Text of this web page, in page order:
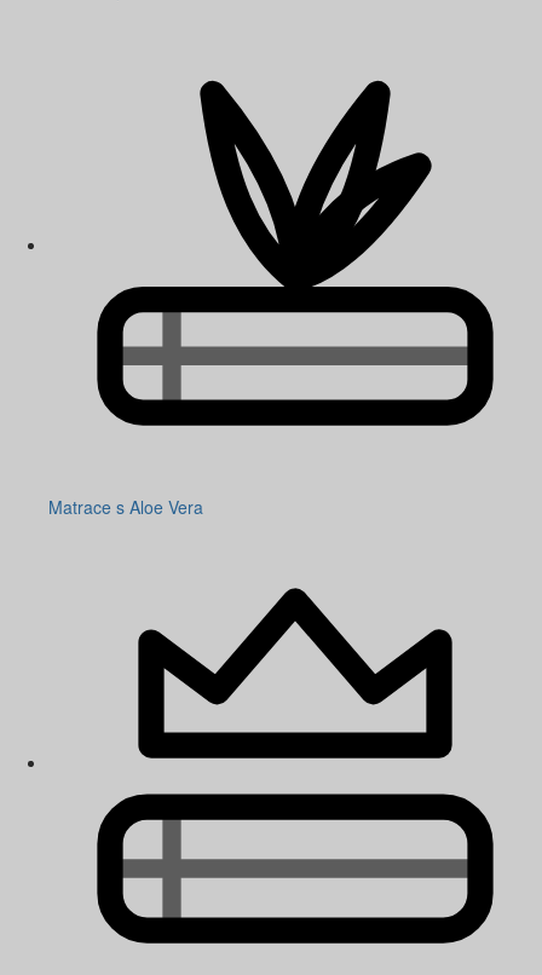
Matrace s Aloe Vera